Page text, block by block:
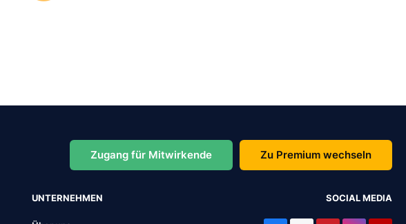
Zugang für Mitwirkende Zu Premium wechseln
UNTERNEHMEN SOCIAL MEDIA